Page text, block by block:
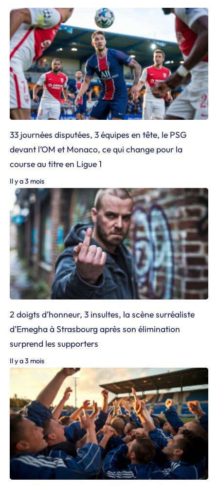
33 journées disputées, 3 équipes en tête, le PSG
devant l’OM et Monaco, ce qui change pour la
course au titre en Ligue 1
Il y a 3 mois
2 doigts d’honneur, 3 insultes, la scène surréaliste
d’Emegha à Strasbourg après son élimination
surprend les supporters
Il y a 3 mois